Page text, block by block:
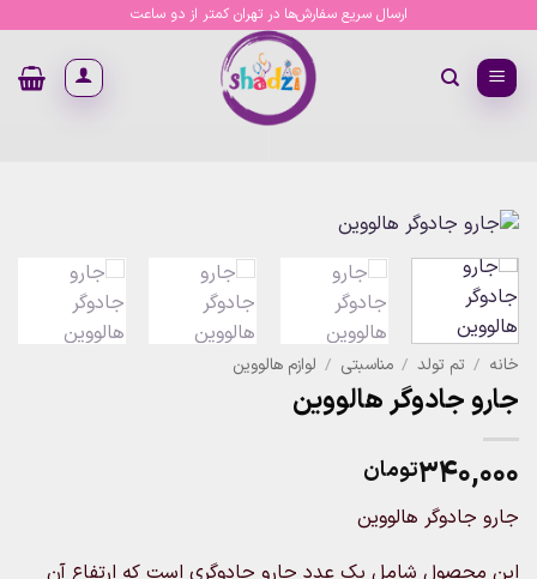
content
ارسال سریع سفارش‌ها در تهران کمتر از دو ساعت
خانه / تم تولد / مناسبتی / لوازم هالووین
جارو جادوگر هالووین
۳۴۰,۰۰۰تومان
جارو جادوگر هالووین
این محصول شامل یک عدد جارو جادوگری است که ارتفاع آن